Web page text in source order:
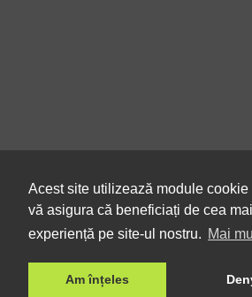
Acest site utilizează module cookie
vă asigura că beneficiați de cea
experiență pe site-ul nostru. Mai
Am înțeles